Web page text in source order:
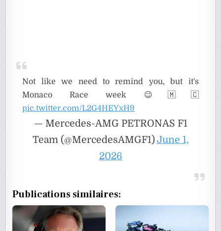
Not like we need to remind you, but it's
Monaco Race week 😉🇲🇨
pic.twitter.com/L2G4HEYxH9
— Mercedes-AMG PETRONAS F1
Team (@MercedesAMGF1)June 1,
2026
Publications similaires: